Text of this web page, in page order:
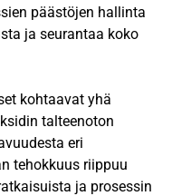
päästöjen hallinta
ja seurantaa koko
kohtaavat yhä
talteenoton
eri
tehokkuus riippuu
ja prosessin